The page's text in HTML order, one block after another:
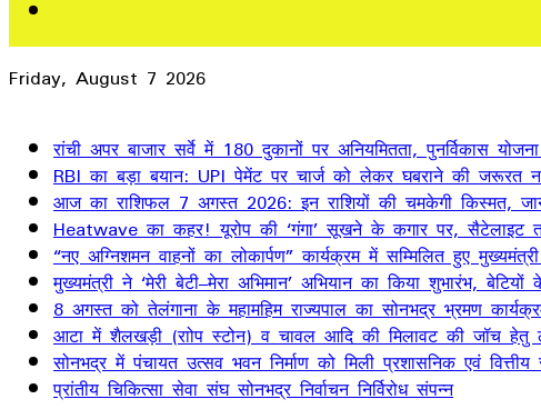
Friday, August 7 2026
रांची अपर बाजार सर्वे में 180 दुकानों पर अनियमितता, पुनर्विकास
RBI का बड़ा बयान: UPI पेमेंट पर चार्ज को लेकर घबराने की जरूरत
आज का राशिफल 7 अगस्त 2026: इन राशियों की चमकेगी किस्मत,
Heatwave का कहर! यूरोप की ‘गंगा’ सूखने के कगार पर, सैटेलाइट
“नए अग्निशमन वाहनों का लोकार्पण” कार्यक्रम में सम्मिलित हुए
मुख्यमंत्री ने ‘मेरी बेटी–मेरा अभिमान’ अभियान का किया शुभारंभ,
8 अगस्त को तेलंगाना के महामहिम राज्यपाल का सोनभद्र भ्रमण
आटा में शैलखड़ी (राोप स्टोन) व चावल आदि की मिलावट की जॉच
सोनभद्र में पंचायत उत्सव भवन निर्माण को मिली प्रशासनिक एवं वित्तीय
प्रांतीय चिकित्सा सेवा संघ सोनभद्र निर्वाचन निर्विरोध संपन्न